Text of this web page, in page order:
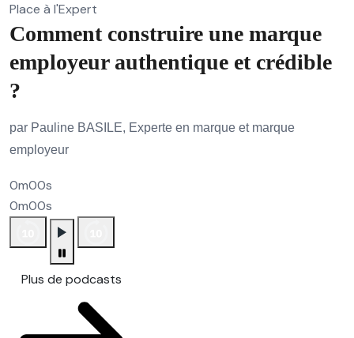
Place à l'Expert
Comment construire une marque
employeur authentique et crédible
?
par Pauline BASILE, Experte en marque et marque
employeur
0m00s
0m00s
Plus de podcasts